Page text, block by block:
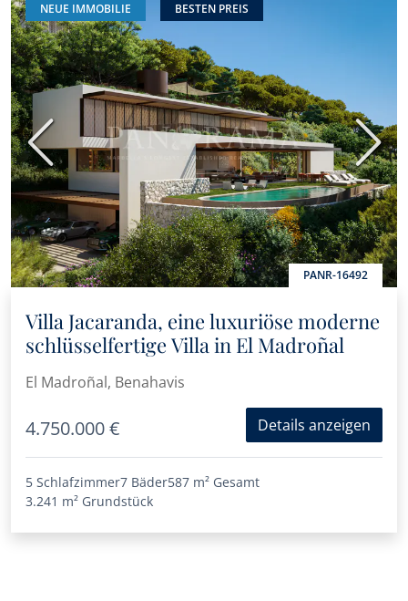
NEUE IMMOBILIE BESTEN PREIS
PANR-16492
Vorherige
Villa Jacaranda, eine luxuriöse moderne
schlüsselfertige Villa in El Madroñal
El Madroñal, Benahavis
4.750.000 € Details anzeigen
5 Schlafzimmer7 Bäder587 m² Gesamt
3.241 m² Grundstück